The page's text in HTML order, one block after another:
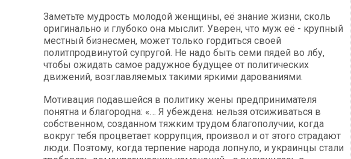
Заметьте мудрость молодой женщины, её знание жизни, сколь
оригинально и глубоко она мыслит. Уверен, что муж её - крупный
местный бизнесмен, может только гордиться своей
политпродвинутой супругой. Не надо быть семи пядей во лбу,
чтобы ожидать самое радужное будущее от политических
движений, возглавляемых такими яркими дарованиями.
Мотивация подавшейся в политику жены предпринимателя
понятна и благородна: «… Я убеждена: нельзя отсиживаться в
собственном, созданном тяжким трудом благополучии, когда
вокруг тебя процветает коррупция, произвол и от этого страдают
люди. Поэтому, когда терпение народа лопнуло, и украинцы стали